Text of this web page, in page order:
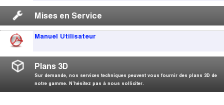
Mises en Service
Manuel Utilisateur
Plans 3D
Sur demande, nos services techniques peuvent vous fournir des plans 3D de
notre gamme. N’hésitez pas à nous solliciter.